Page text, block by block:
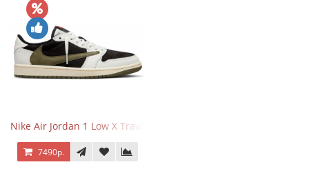
Nike Air Jordan 1 Low X Travis Scott Olive
7490р.